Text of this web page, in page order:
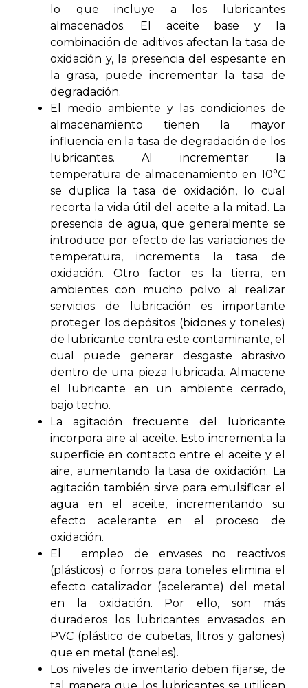
lo que incluye a los lubricantes
almacenados. El aceite base y la
combinación de aditivos afectan la tasa de
oxidación y, la presencia del espesante en
la grasa, puede incrementar la tasa de
degradación.
El medio ambiente y las condiciones de
almacenamiento tienen la mayor
influencia en la tasa de degradación de los
lubricantes. Al incrementar la
temperatura de almacenamiento en 10°C
se duplica la tasa de oxidación, lo cual
recorta la vida útil del aceite a la mitad. La
presencia de agua, que generalmente se
introduce por efecto de las variaciones de
temperatura, incrementa la tasa de
oxidación. Otro factor es la tierra, en
ambientes con mucho polvo al realizar
servicios de lubricación es importante
proteger los depósitos (bidones y toneles)
de lubricante contra este contaminante, el
cual puede generar desgaste abrasivo
dentro de una pieza lubricada. Almacene
el lubricante en un ambiente cerrado,
bajo techo.
La agitación frecuente del lubricante
incorpora aire al aceite. Esto incrementa la
superficie en contacto entre el aceite y el
aire, aumentando la tasa de oxidación. La
agitación también sirve para emulsificar el
agua en el aceite, incrementando su
efecto acelerante en el proceso de
oxidación.
El empleo de envases no reactivos
(plásticos) o forros para toneles elimina el
efecto catalizador (acelerante) del metal
en la oxidación. Por ello, son más
duraderos los lubricantes envasados en
PVC (plástico de cubetas, litros y galones)
que en metal (toneles).
Los niveles de inventario deben fijarse, de